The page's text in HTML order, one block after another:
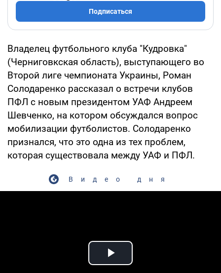
Подписаться
Владелец футбольного клуба "Кудровка"
(Черниговкская область), выступающего во
Второй лиге чемпионата Украины, Роман
Солодаренко рассказал о встречи клубов
ПФЛ с новым президентом УАФ Андреем
Шевченко, на котором обсуждался вопрос
мобилизации футболистов. Солодаренко
признался, что это одна из тех проблем,
которая существовала между УАФ и ПФЛ.
Видео дня
Play Video